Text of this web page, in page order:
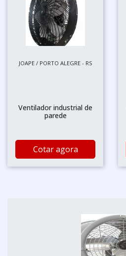
JOAPE / PORTO ALEGRE - RS
Ventilador industrial de
parede
Cotar agora